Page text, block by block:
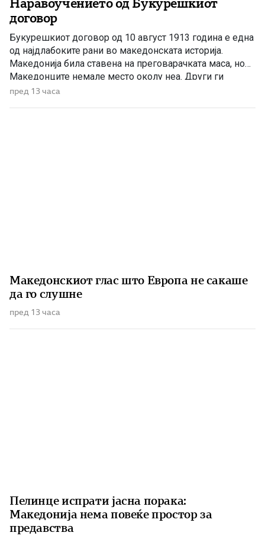
Наравоучението од Букурешкиот
договор
Букурешкиот договор од 10 август 1913 година е една
од најдлабоките рани во македонската историја.
Македонија била ставена на преговарачката маса, но
Македонците немале место околу неа. Други ги
повлекувале границите, ги делеле градовите и селата
пред 13 часа
Македонскиот глас што Европа не сакаше
да го слушне
пред 13 часа
Пелинце испрати јасна порака:
Македонија нема повеќе простор за
предавства